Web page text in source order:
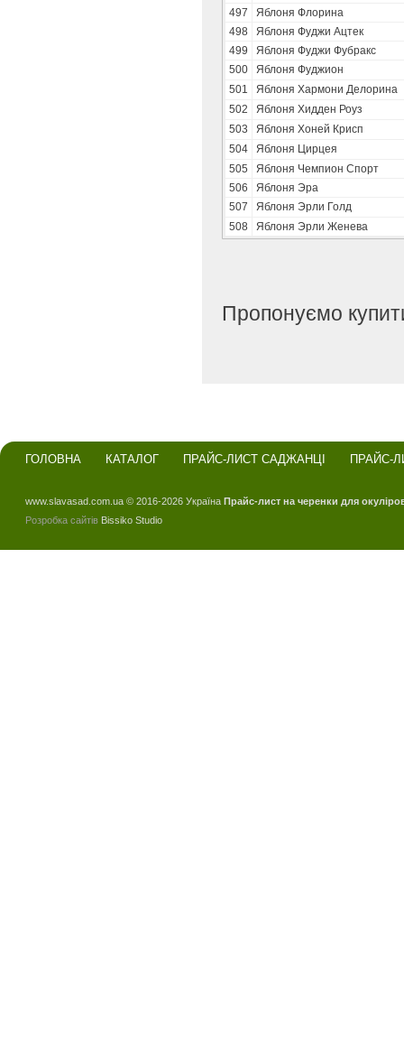
497
Яблоня Флорина
498
Яблоня Фуджи Ацтек
499
Яблоня Фуджи Фубракс
500
Яблоня Фуджион
501
Яблоня Хармони Делорина
502
Яблоня Хидден Роуз
503
Яблоня Хоней Крисп
504
Яблоня Цирцея
505
Яблоня Чемпион Спорт
506
Яблоня Эра
507
Яблоня Эрли Голд
508
Яблоня Эрли Женева
Пропонуємо
ГОЛОВНА КАТАЛОГ ПРАЙС-ЛИСТ САДЖАНЦІ ПРАЙС-
www.slavasad.com.ua © 2016-2026 Україна Прайс-лист на черенки для
Розробка сайтів Bissiko Studio